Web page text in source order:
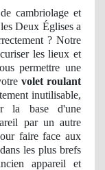
cambriolage et
Deux Églises a
? Notre
les lieux et
permettre une
volet roulant
inutilisable,
la base d'une
par un autre
faire face aux
les plus brefs
appareil et